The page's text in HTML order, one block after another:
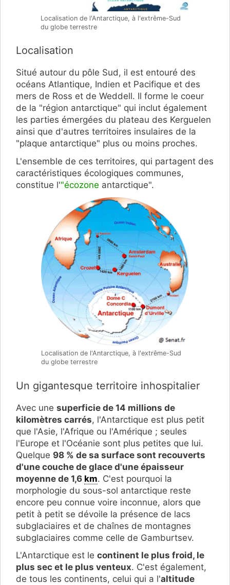
Localisation de l'Antarctique, à l'extrême-Sud
du globe terrestre
Localisation
Situé autour du pôle Sud, il est entouré des
océans Atlantique, Indien et Pacifique et des
mers de Ross et de Weddell. Il forme le coeur
de la "région antarctique" qui inclut également
les parties émergées du plateau des Kerguelen
ainsi que d'autres territoires insulaires de la
"plaque antarctique" plus ou moins proches.
L'ensemble de ces territoires, qui partagent des
caractéristiques écologiques communes,
constitue l'"écozone antarctique".
Localisation de l'Antarctique, à l'extrême-Sud
du globe terrestre
Un gigantesque territoire inhospitalier
Avec une superficie de 14 millions de
kilomètres carrés, l'Antarctique est plus petit
que l'Asie, l'Afrique ou l'Amérique ; seules
l'Europe et l'Océanie sont plus petites que lui.
Quelque 98 % de sa surface sont recouverts
d'une couche de glace d'une épaisseur
moyenne de 1,6 km. C'est pourquoi la
morphologie du sous-sol antarctique reste
encore peu connue voire inconnue, alors que
petit à petit se dévoile la présence de lacs
subglaciaires et de chaînes de montagnes
subglaciaires comme celle de Gamburtsev.
L'Antarctique est le continent le plus froid, le
plus sec et le plus venteux. C'est également,
de tous les continents, celui qui a l'altitude